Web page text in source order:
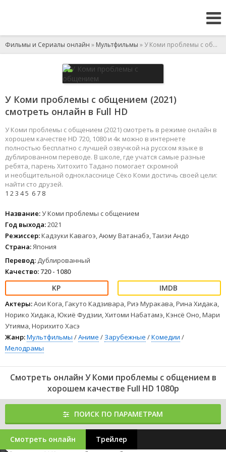
Фильмы и Сериалы онлайн » Мультфильмы » У Коми проблемы с общением
У Коми проблемы с общением (2021)
смотреть онлайн в Full HD
У Коми проблемы с общением (2021) смотреть в режиме онлайн в
хорошем качестве HD 720, 1080 и 4к можно в интернете
полностью бесплатно с лучшей озвучкой на русском языке в
дублированном переводе. В школе, где учатся самые разные
ребята, парень Хитохито Тадано помогает скромной
и необщительной однокласснице Сёко Коми достичь своей цели:
найти сто друзей.
1 23 45 67 8
Название:У Коми проблемы с общением
Год выхода:2021
Режиссер:Кадзуки Кавагоэ, Аюму Ватанабэ, Таиэи Андо
Страна:Япония
Перевод: Дублированный
Качество: 720 - 1080
Актеры:Аои Кога, Гакуто Кадзивара, Риэ Муракава, Рина Хидака,
Норико Хидака, Юкиё Фудзии, Хитоми Набатамэ, Кэнсё Оно, Мари
Утияма, Норихито Хасэ
Жанр:Мультфильмы /Аниме / Зарубежные /Комедии /
Мелодрамы
Смотреть онлайн У Коми проблемы с общением в
хорошем качестве Full HD 1080p
ПОИСК ПО ПАРАМЕТРАМ
Смотреть онлайн Трейлер